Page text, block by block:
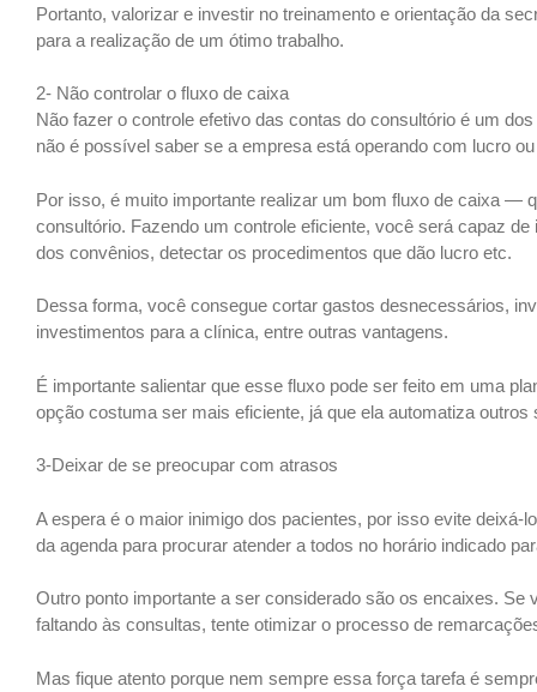
Portanto, valorizar e investir no treinamento e orientação da
para a realização de um ótimo trabalho.
2- Não controlar o fluxo de caixa
Não fazer o controle efetivo das contas do consultório é um
não é possível saber se a empresa está operando com lucro
Por isso, é muito importante realizar um bom fluxo de caixa —
consultório. Fazendo um controle eficiente, você será capaz
dos convênios, detectar os procedimentos que dão lucro etc.
Dessa forma, você consegue cortar gastos desnecessários,
investimentos para a clínica, entre outras vantagens.
É importante salientar que esse fluxo pode ser feito em uma
opção costuma ser mais eficiente, já que ela automatiza
3-Deixar de se preocupar com atrasos
A espera é o maior inimigo dos pacientes, por isso evite
da agenda para procurar atender a todos no horário indicado
Outro ponto importante a ser considerado são os encaixes.
faltando às consultas, tente otimizar o processo de
Mas fique atento porque nem sempre essa força tarefa é